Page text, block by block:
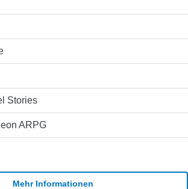
wird nur durch sehr schlechte
Informationen über die erwartete
jeden Ihrer Kontakte (da die Qualität von der
beider Parteien abhängt).
Wenn Sie nach einem zuverlässigen und
VoIP-Client suchen, werden Sie es
Skype zu schlagen. Der Kauf von Skype durch
2011 hat die Plattform weiter stabilisiert und
Nachrichtendienst Windows Live
Sie auf die grüne
um es auszuprobieren. Microsoft
das Hosting seiner
Stories
ARPG
Mehr Informationen